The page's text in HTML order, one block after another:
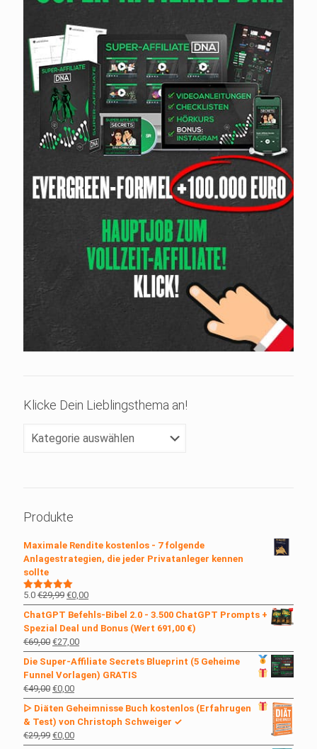
Klicke Dein Lieblingsthema an!
Dein
Produkte
Maximale Rendite kostenlos - 7 folgende
Anlagestrategien, die jeder Privatanleger kennen
sollte
Bewertet
mit5.00
von 5
5.0 €29,99 Ursprünglicher
Preis
war:
€29,99
€0,00Aktueller
Preis
ist:
€0,00.
ChatGPT Befehls-Bibel 2.0 - 3.500 ChatGPT Prompts +
Spezial Deal und Bonus (Wert 691,00 €)
€69,00 Ursprünglicher
Preis
war:
€69,00
€27,00Aktueller
Preis
ist:
€27,00.
Die Super-Affiliate Secrets Blueprint (5 Geheime
Funnel Vorlagen) GRATIS
€49,00 Ursprünglicher
Preis
war:
€49,00
€0,00Aktueller
Preis
ist:
€0,00.
▷ Diäten Geheimnisse Buch kostenlos (Erfahrugen
& Test) von Christoph Schweiger ✓
€29,99 Ursprünglicher
€0,00Aktueller